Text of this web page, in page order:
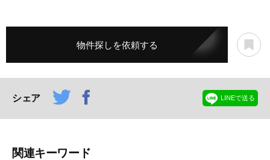
物件探しを依頼する
シェア LINEで送る
関連キーワード